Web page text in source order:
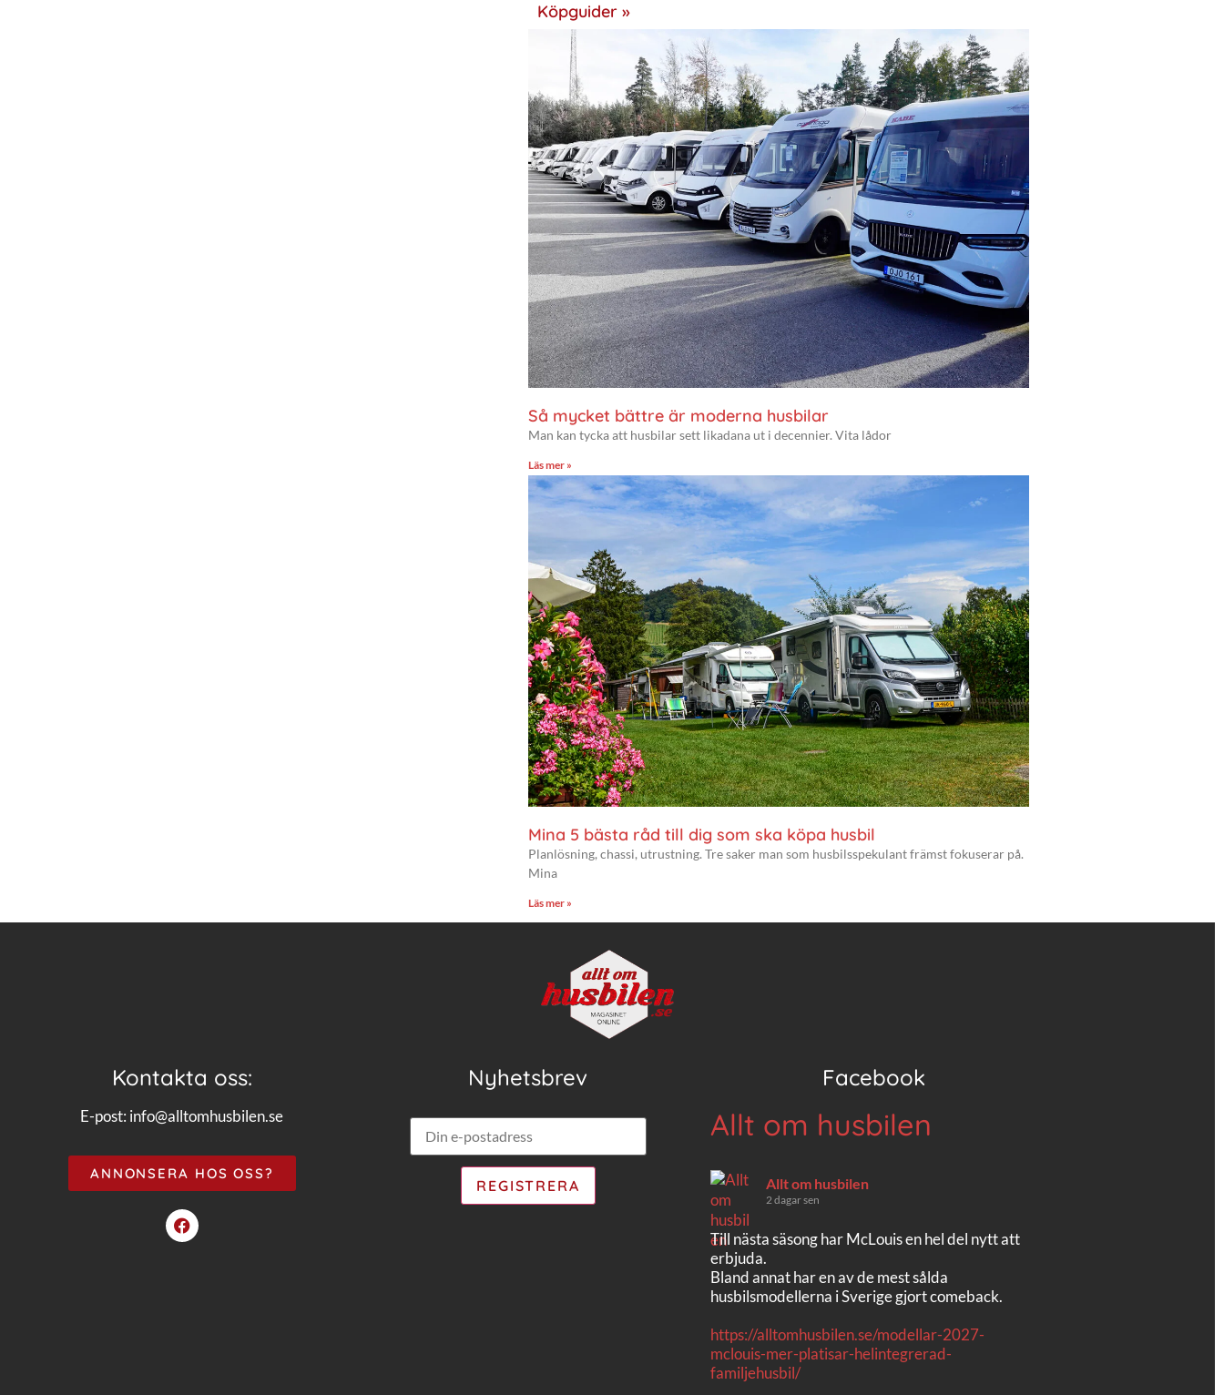
Köpguider »
Så mycket bättre är moderna husbilar
Man kan tycka att husbilar sett likadana ut i decennier. Vita lådor
Läs mer »
Mina 5 bästa råd till dig som ska köpa husbil
Planlösning, chassi, utrustning. Tre saker man som husbilsspekulant främst fokuserar på.
Mina
Läs mer »
Kontakta oss:
E-post: info@alltomhusbilen.se
ANNONSERA HOS OSS?
Nyhetsbrev Facebook
Allt om husbilen
Allt om husbilen
2 dagar sen
Till nästa säsong har McLouis en hel del nytt att
erbjuda.
Bland annat har en av de mest sålda
husbilsmodellerna i Sverige gjort comeback.
https://alltomhusbilen.se/modellar-2027-
mclouis-mer-platisar-helintegrerad-
familjehusbil/